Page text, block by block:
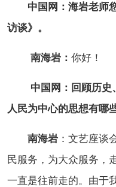
中国网： 海岩老师
访谈》。
南海岩： 你好！
中国网：回顾历史
人民为中心的思想有哪
南海岩 ：文艺座谈
民服务，为大众服务，
一直是往前走的。由于